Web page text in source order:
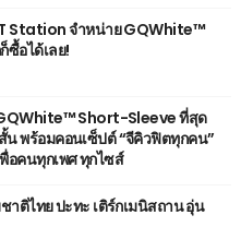
Station จำหน่าย GQWhite™
ซื้อได้เลย!
Short-Sleeve ที่สุด
น พร้อมคอนเซ็ปต์ “จีคิวฟิตทุกคน”
อคนทุกเพศ ทุกไซส์
าติไทย ปะทะ เติร์กเมนิสถาน อุ่น